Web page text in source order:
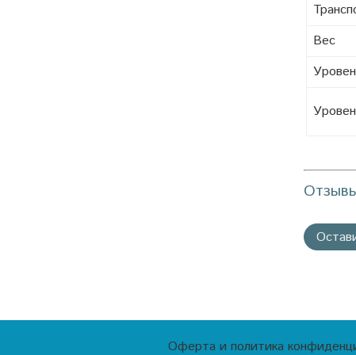
Вес
Оферта и политика